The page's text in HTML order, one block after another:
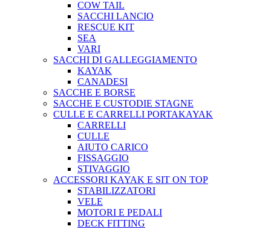
COW TAIL
SACCHI LANCIO
RESCUE KIT
SEA
VARI
SACCHI DI GALLEGGIAMENTO
KAYAK
CANADESI
SACCHE E BORSE
SACCHE E CUSTODIE STAGNE
CULLE E CARRELLI PORTAKAYAK
CARRELLI
CULLE
AIUTO CARICO
FISSAGGIO
STIVAGGIO
ACCESSORI KAYAK E SIT ON TOP
STABILIZZATORI
VELE
MOTORI E PEDALI
DECK FITTING